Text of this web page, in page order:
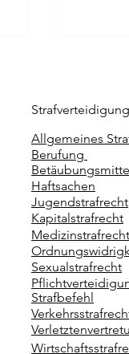
Was
Hilfe
Strafverteidigung
Allgemeines
Berufung
Haftsachen
Jugendstrafrecht
Kapitalstrafrecht
Medizinstrafrecht
Sexualstrafrecht
Strafbefehl